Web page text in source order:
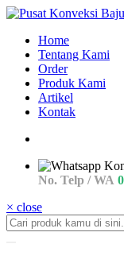
Home
Tentang Kami
Order
Produk Kami
Artikel
Kontak
No. Telp / WA
× close